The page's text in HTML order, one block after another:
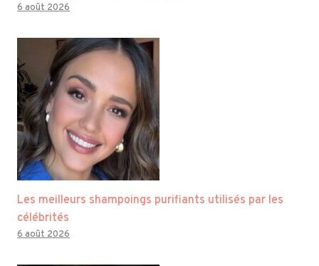
6 août 2026
Les meilleurs shampoings purifiants utilisés par les
célébrités
6 août 2026